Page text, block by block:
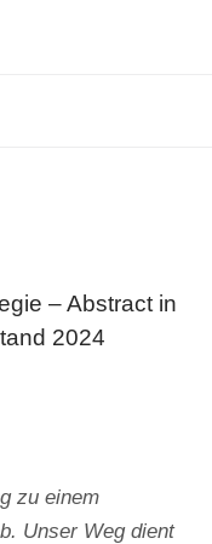
– Abstract in
2024
zu einem
Unser Weg dient